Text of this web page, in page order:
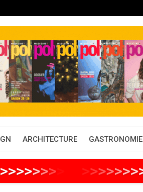
ARCHITECTURE GASTRONOMIE
>>>>>>> >>>>>>>>